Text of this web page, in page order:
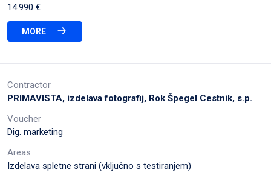
14.990 €
MORE
Contractor
PRIMAVISTA, izdelava fotografij, Rok Špegel Cestnik, s.p.
Voucher
Dig. marketing
Areas
Izdelava spletne strani (vključno s testiranjem)